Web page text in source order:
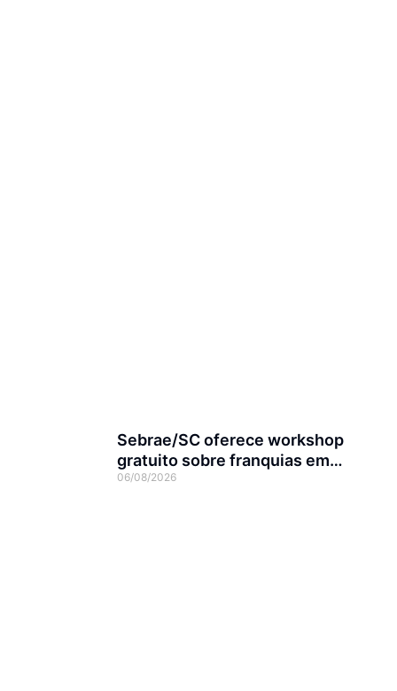
Sebrae/SC oferece workshop
gratuito sobre franquias em
Joinville
06/08/2026